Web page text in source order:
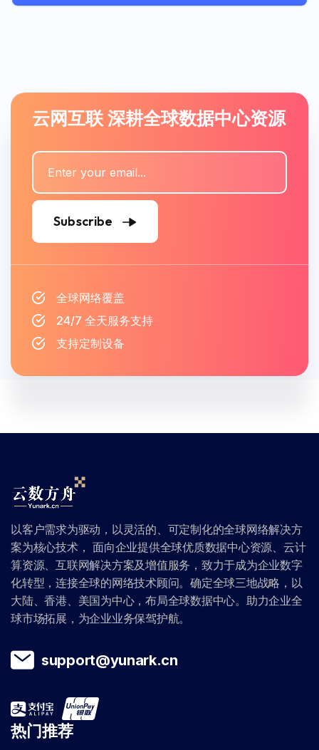
云网互联 深耕全球数据中心资源
Subscribe
全球网络覆盖
24/7 全天服务支持
支持定制设备
以客户需求为驱动，以灵活的、可定制化的全球网络解决方
案为核心技术， 面向企业提供全球优质数据中心资源、云计
算资源、互联网解决方案及增值服务，致力于成为企业数字
化转型，连接全球的网络技术顾问。确定全球三地战略，以
大陆、香港、美国为中心，布局全球数据中心。助力企业全
球市场拓展，为企业业务保驾护航。
support@yunark.cn
热门推荐